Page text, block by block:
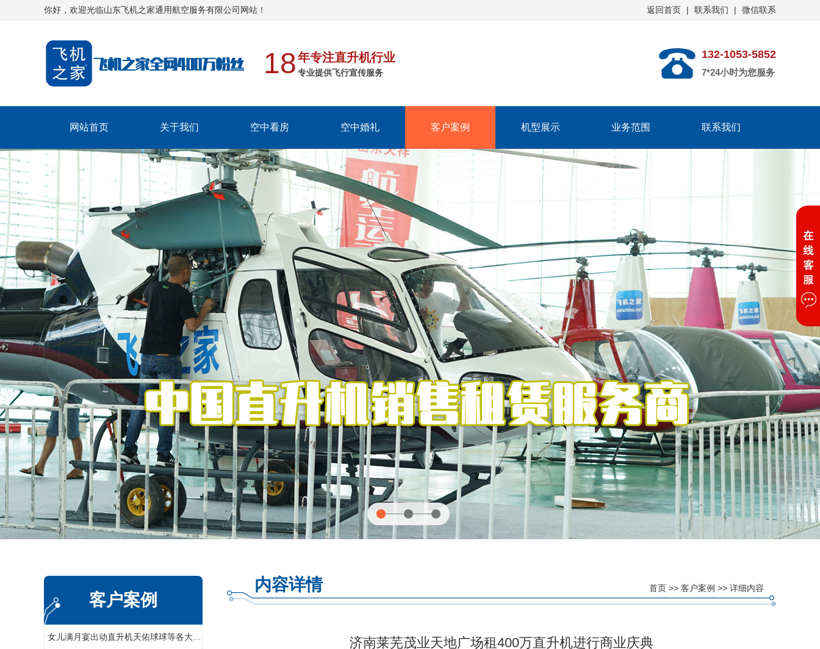
你好，欢迎光临山东飞机之家通用航空服务有限公司网站！ 返回首页 | 联系我们 | 微信联系
18年专注直升机行业
专业提供飞行宣传服务
132-1053-5852
7*24小时为您服务
网站首页 关于我们 空中看房 空中婚礼 客户案例 机型展示 业务范围 联系我们
客户案例
内容详情 首页 >> 客户案例 >> 详细内容
济南莱芜茂业天地广场租400万直升机进行商业庆典